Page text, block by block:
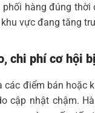
hàng đúng thời
vực đang tăng
chi phí cơ hội
các điểm bán hoặc
cập nhật chậm.